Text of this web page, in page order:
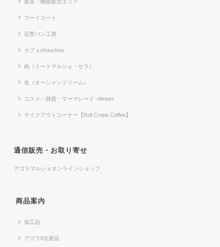
産直・物産販売エリア
フードコート
石窯パン工房
カフェchouchou
肉（ミートマルシェ・セラ）
魚（オーシャンドリーム）
コスメ・雑貨・マーマレード -Atrium-
テイクアウトコーナー【Roll Crepe Coffee】
通信販売・お取り寄せ
アゴラマルシェオンラインショップ
商品案内
加工品
アゴラ6次産品